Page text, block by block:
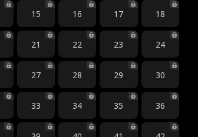
15 16 17 18
21 22 23 24
27 28 29 30
33 34 35 36